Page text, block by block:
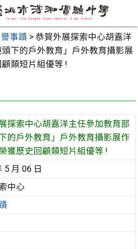
事蹟 > 恭賀外展探索中心胡嘉洋
下的戶外教育」戶外教育攝影展
類短片組優等 !
探索中心胡嘉洋主任參加教育部
下的戶外教育」戶外教育攝影展作
獲歷史回顧類短片組優等 !
5 月 06 日
中心